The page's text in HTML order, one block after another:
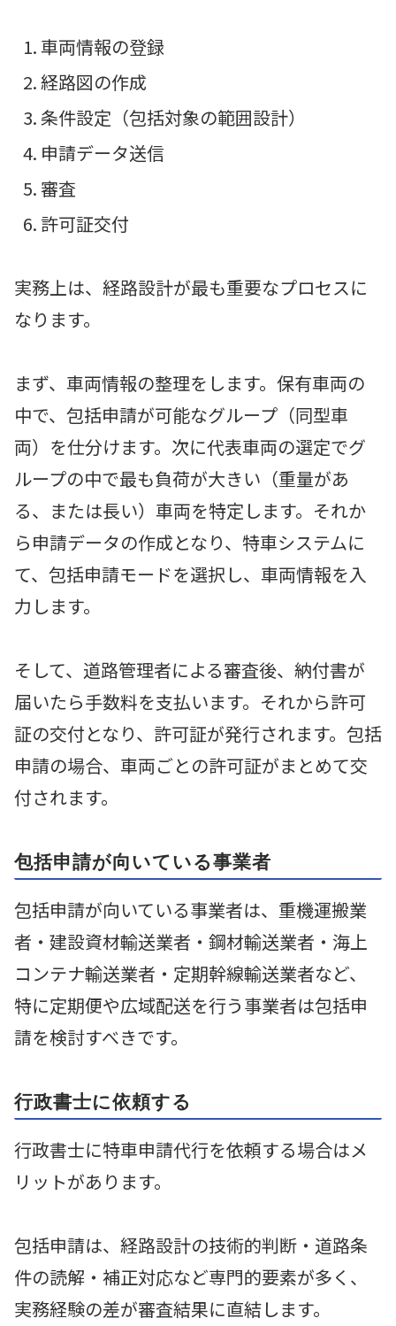
車両情報の登録
経路図の作成
条件設定（包括対象の範囲設計）
申請データ送信
審査
許可証交付
実務上は、経路設計が最も重要なプロセスに
なります。
まず、車両情報の整理をします。保有車両の
中で、包括申請が可能なグループ（同型車
両）を仕分けます。次に代表車両の選定でグ
ループの中で最も負荷が大きい（重量があ
る、または長い）車両を特定します。それか
ら申請データの作成となり、特車システムに
て、包括申請モードを選択し、車両情報を入
力します。
そして、道路管理者による審査後、納付書が
届いたら手数料を支払います。それから許可
証の交付となり、許可証が発行されます。包括
申請の場合、車両ごとの許可証がまとめて交
付されます。
包括申請が向いている事業者
包括申請が向いている事業者は、重機運搬業
者・建設資材輸送業者・鋼材輸送業者・海上
コンテナ輸送業者・定期幹線輸送業者など、
特に定期便や広域配送を行う事業者は包括申
請を検討すべきです。
行政書士に依頼する
行政書士に特車申請代行を依頼する場合はメ
リットがあります。
包括申請は、経路設計の技術的判断・道路条
件の読解・補正対応など専門的要素が多く、
実務経験の差が審査結果に直結します。